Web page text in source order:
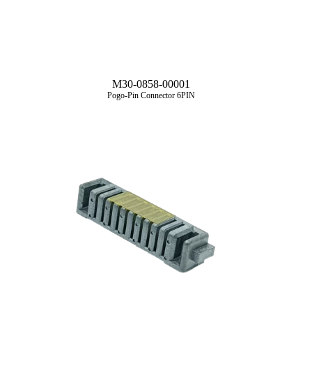
M30-0858-00001
Pogo-Pin Connector 6PIN